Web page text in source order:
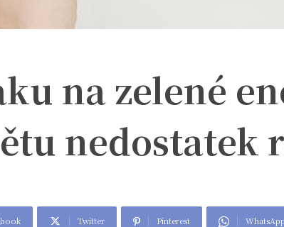
na zelené
nedostatek
Twitter Pinterest WhatsApp